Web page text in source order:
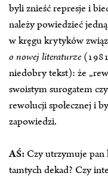
byli znieść represje i
należy powiedzieć
w kręgu krytyków
o nowej literaturze
niedobry tekst): że
swoistym surogatem
rewolucji społecznej i
zapowiedzi.
AŚ: Czy utrzymuje pan
tamtych dekad? Czy